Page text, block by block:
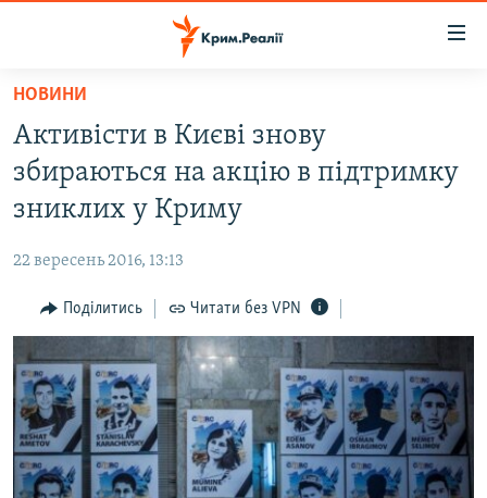
Перейти
основного
матеріалу
Перейти
до
основної
навігації
Перейти
до
пошуку
ВОДА.КРИМ
ВІДЕО ТА ФОТО
БЛОГИ
ПОГЛЯД
ІНТЕРВ'Ю
ВСЕ ЗА ДЕНЬ
СПЕЦПРОЕКТИ
ДЕПОРТАЦІЯ
ЯК ОБІЙТИ БЛОКУВАННЯ
НОВИНИ
Активісти в Києві знову
збираються на акцію в підтримку
зниклих у Криму
22 вересень 2016, 13:13
Поділитись Читати без VPN